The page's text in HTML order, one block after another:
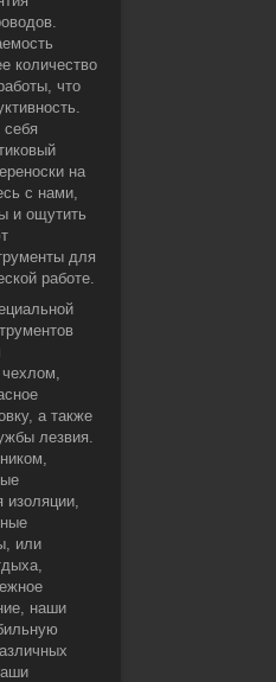
количество
что
на
с нами,
и ощутить
для
работе.
а также
лезвия.
изоляции,
или
наши